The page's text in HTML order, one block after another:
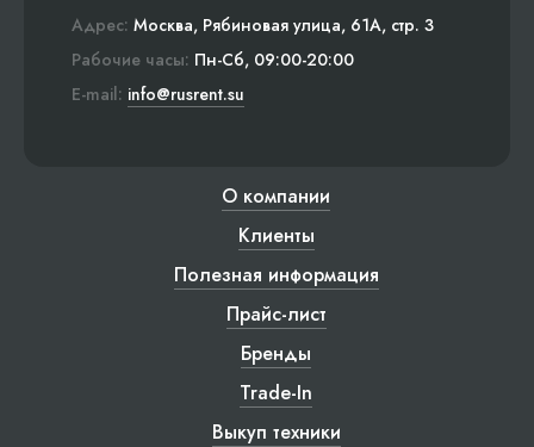
Адрес: Москва, Рябиновая улица, 61А, стр. 3
Рабочие часы: Пн-Сб, 09:00-20:00
E-mail: info@rusrent.su
О компании
Клиенты
Полезная информация
Прайс-лист
Бренды
Trade-In
Выкуп техники